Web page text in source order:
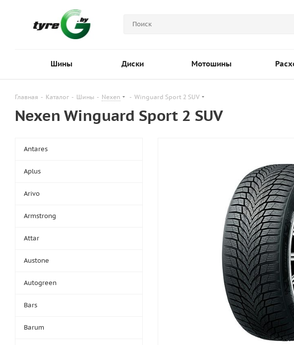
Шины Диски Мотошины
Главная - Каталог - Шины - Nexen - Winguard Sport 2 SUV
Nexen Winguard Sport 2 SUV
Antares
Aplus
Arivo
Armstrong
Attar
Austone
Autogreen
Bars
Barum